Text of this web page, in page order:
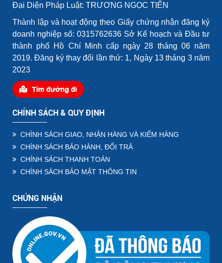
Đại Diện Pháp Luật: TRƯƠNG NGỌC TIẾN
Thành lập và hoạt động theo Giấy chứng nhận đăng ký
doanh nghiệp số: 0315762636 Sở Kế hoạch và Đầu tư
thành phố Hồ Chí Minh cấp ngày 28 tháng 06 năm
2019. Đăng ký thay đổi lần thứ: 1, Ngày 13 tháng 3 năm
2023
CHÍNH SÁCH & QUY ĐỊNH
CHÍNH SÁCH GIAO, NHẬN HÀNG VÀ KIỂM HÀNG
CHÍNH SÁCH BẢO HÀNH, ĐỔI TRẢ
CHÍNH SÁCH THANH TOÁN
CHÍNH SÁCH BẢO MẬT THÔNG TIN
CHỨNG NHẬN